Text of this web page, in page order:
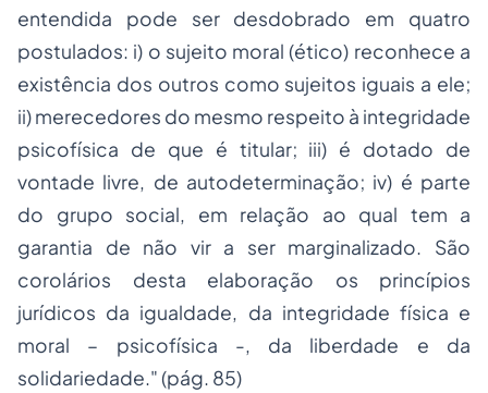
entendida pode ser desdobrado em quatro
postulados: i) o sujeito moral (ético) reconhece a
existência dos outros como sujeitos iguais a ele;
ii) merecedores do mesmo respeito à integridade
psicofísica de que é titular; iii) é dotado de
vontade livre, de autodeterminação; iv) é parte
do grupo social, em relação ao qual tem a
garantia de não vir a ser marginalizado. São
corolários desta elaboração os princípios
jurídicos da igualdade, da integridade física e
moral – psicofísica -, da liberdade e da
solidariedade." (pág. 85)